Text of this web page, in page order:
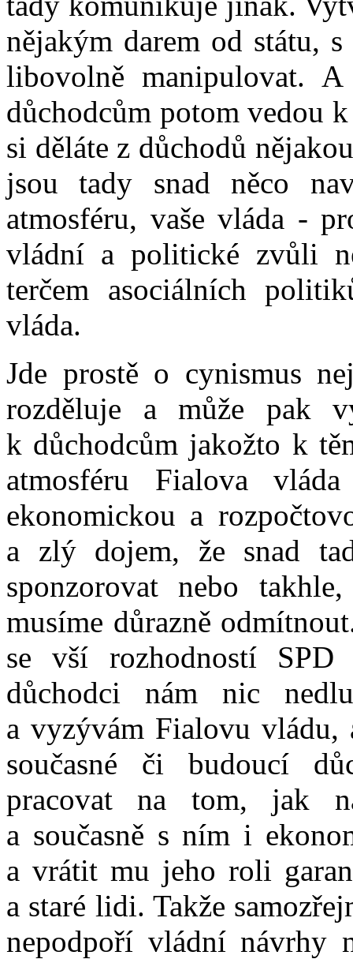
nějakým darem od státu,
libovolně manipulovat.
důchodcům potom vedou
si děláte z důchodů
jsou tady snad něco
atmosféru, vaše vláda -
vládní a politické zvůli
terčem asociálních
vláda.
Jde prostě o cynismus
rozděluje a může pak
k důchodcům jakožto k
atmosféru Fialova
ekonomickou a
a zlý dojem, že snad
sponzorovat nebo
musíme důrazně
se vší rozhodností
důchodci nám nic
a vyzývám Fialovu vládu,
současné či budoucí
pracovat na tom, jak
a současně s ním i
a vrátit mu jeho roli
a staré lidi. Takže
nepodpoří vládní návrhy